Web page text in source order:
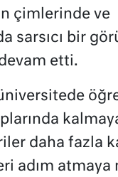
çimlerinde ve
sarsıcı bir
etti.
daha fazla
adım atmaya